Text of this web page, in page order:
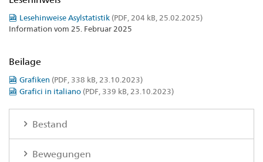
Lesehinweise Asylstatistik (PDF, 204 kB, 25.02.2025)
Information vom 25. Februar 2025
Beilage
Grafiken (PDF, 338 kB, 23.10.2023)
Grafici in italiano (PDF, 339 kB, 23.10.2023)
Bestand
Bewegungen